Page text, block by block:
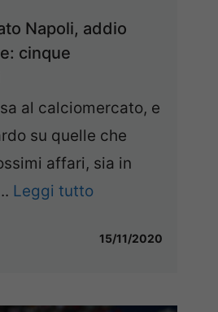
Napoli, addio
cinque
al calciomercato, e
su quelle che
affari, sia in
Leggi tutto
15/11/2020